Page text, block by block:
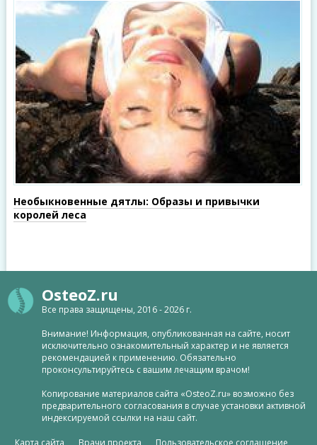
Необыкновенные дятлы: Образы и привычки
королей леса
OsteoZ.ru
Все права защищены, 2016 - 2026 г.
Внимание! Информация, опубликованная на сайте, носит
исключительно ознакомительный характер и не является
рекомендацией к применению. Обязательно
проконсультируйтесь с вашим лечащим врачом!
Копирование материалов сайта «OsteoZ.ru» возможно без
предварительного согласования в случае установки активной
индексируемой ссылки на наш сайт.
Карта сайта Врачи проекта Пользовательское соглашение